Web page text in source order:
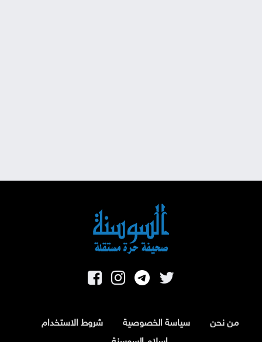
من نحن سياسة الخصوصية
شروط الاستخدام